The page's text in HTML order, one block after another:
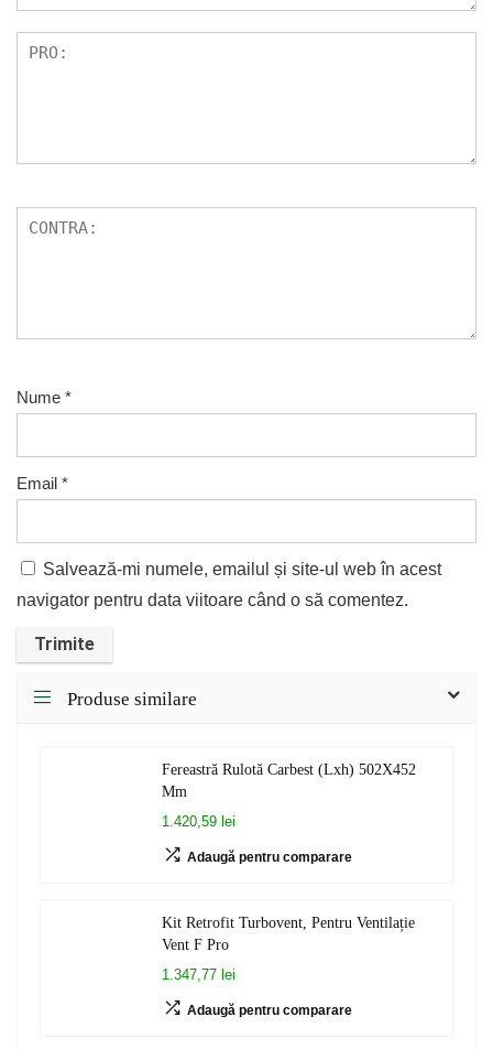
Nume *
Email *
Salvează-mi numele, emailul și site-ul web în acest
navigator pentru data viitoare când o să comentez.
Produse similare
Fereastră Rulotă Carbest (Lxh) 502X452
Mm
1.420,59 lei
Adaugă pentru comparare
Kit Retrofit Turbovent, Pentru Ventilație
Vent F Pro
1.347,77 lei
Adaugă pentru comparare